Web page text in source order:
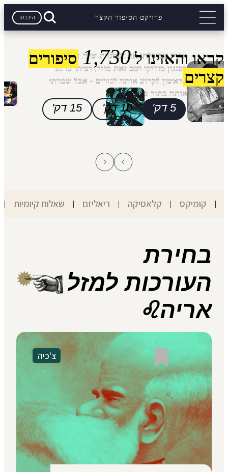
פרויקט הסיפור הקצר היכנסו
קראו והאזינו ל 1,730 סיפורים
קצרים
5 דק' 10 דק' 15 דק'
| קומיקס | קלאסיקה | ריאליזם | שאלות קיומיות |
בחירת
העורכות למזל
אריה♌
צ'כיה
גם הלילה הוקפץ משנתו אַנסֶלמוֹ המסכן,
שאשתו ניערה אותו ומשכה בכעס את זרועו.
"אתה שוב צוחק!" המום כולו, אפו עדיין
גדוש בשינה ושרקני במקצת מההתנשפות
שבעקבות ההקפצה, הוא בלע את רוקו, גירד
את חזהו השעיר ואמר בקדרות, "אלוהים…
גם… גם הלילה?" "כל לילה! כל לילה!"
געתה אשתו, חיוורת...